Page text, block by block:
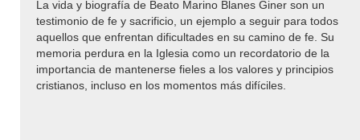
La vida y biografía de Beato Marino Blanes Giner son un
testimonio de fe y sacrificio, un ejemplo a seguir para todos
aquellos que enfrentan dificultades en su camino de fe. Su
memoria perdura en la Iglesia como un recordatorio de la
importancia de mantenerse fieles a los valores y principios
cristianos, incluso en los momentos más difíciles.